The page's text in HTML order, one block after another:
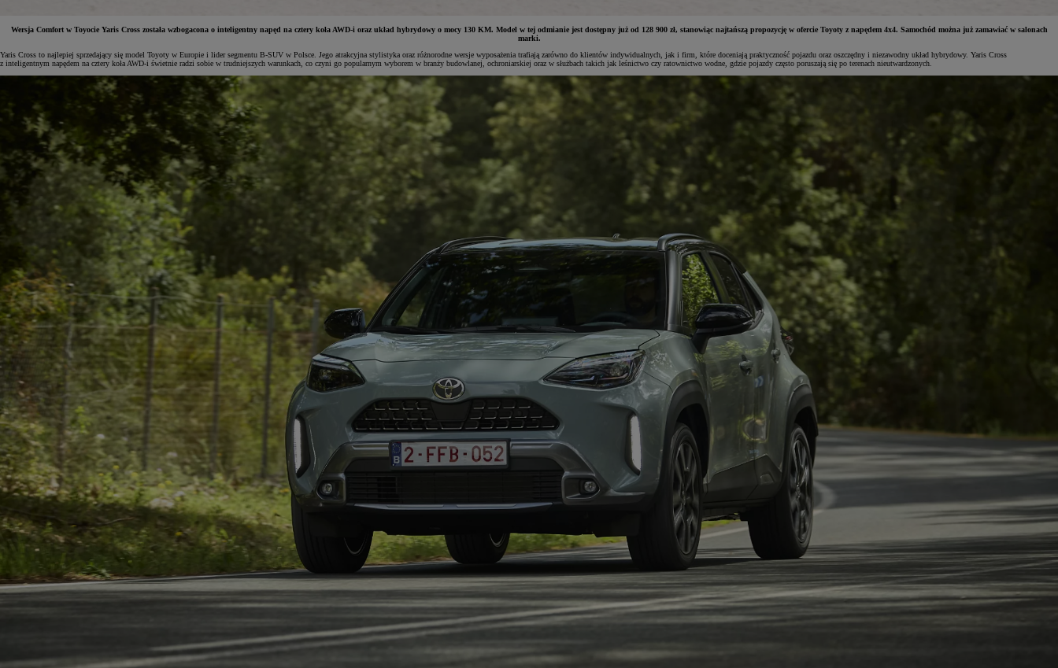
Wersja Comfort w Toyocie Yaris Cross została wzbogacona o inteligentny napęd na cztery koła AWD-i oraz układ hybrydowy o mocy 130 KM. Model w tej odmianie jest dostępny już od 128 900 zł, stanowiąc najtańszą propozycję w ofercie Toyoty z napędem 4x4. Samochód można już zamawiać w salonach
marki.
Yaris Cross to najlepiej sprzedający się model Toyoty w Europie i lider segmentu B-SUV w Polsce. Jego atrakcyjna stylistyka oraz różnorodne wersje wyposażenia trafiają zarówno do klientów indywidualnych, jak i firm, które doceniają praktyczność pojazdu oraz oszczędny i niezawodny układ hybrydowy. Yaris Cross
z inteligentnym napędem na cztery koła AWD-i świetnie radzi sobie w trudniejszych warunkach, co czyni go popularnym wyborem w branży budowlanej, ochroniarskiej oraz w służbach takich jak leśnictwo czy ratownictwo wodne, gdzie pojazdy często poruszają się po terenach nieutwardzonych.